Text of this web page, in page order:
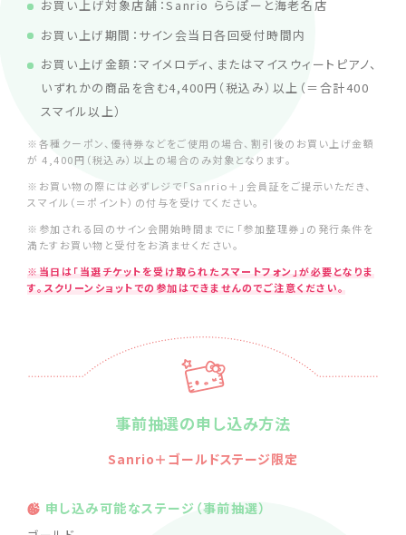
お買い上げ対象店舗：Sanrio ららぽーと海老名店
お買い上げ期間：サイン会当日各回受付時間内
お買い上げ金額：マイメロディ、またはマイスウィートピアノ、
いずれかの商品を含む4,400円（税込み）以上（＝合計400
スマイル以上）
※各種クーポン、優待券などをご使用の場合、割引後のお買い上げ金額
が 4,400円（税込み）以上の場合のみ対象となります。
※お買い物の際には必ずレジで「Sanrio＋」会員証をご提示いただき、
スマイル（＝ポイント）の付与を受けてください。
※参加される回のサイン会開始時間までに「参加整理券」の発行条件を
満たすお買い物と受付をお済ませください。
※当日は「当選チケットを受け取られたスマートフォン」が必要となりま
す。スクリーンショットでの参加はできませんのでご注意ください。
事前抽選の申し込み方法
Sanrio＋ゴールドステージ限定
申し込み可能なステージ（事前抽選）